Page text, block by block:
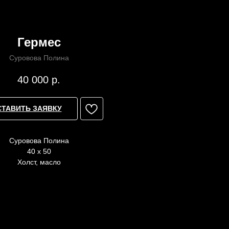
Гермес
Суровова Полина
40 000 р.
ЗАЯВКУ
Суровова Полина
40 x 50
Холст, масло